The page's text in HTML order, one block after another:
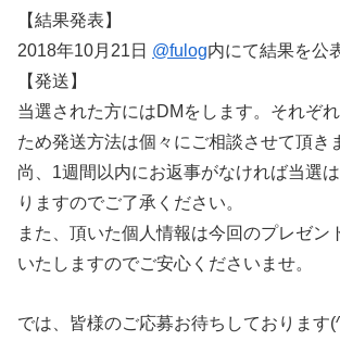
【結果発表】
2018年10月21日 @fulog内にて結果を公
【発送】
当選された方にはDMをします。それぞ
ため発送方法は個々にご相談させて頂き
尚、1週間以内にお返事がなければ当選
りますのでご了承ください。
また、頂いた個人情報は今回のプレゼン
いたしますのでご安心くださいませ。
では、皆様のご応募お待ちしております